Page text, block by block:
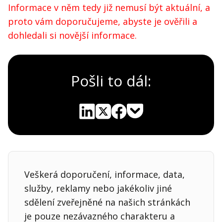
Informace v něm tedy již nemusí být aktuální, a
proto vám doporučujeme, abyste je ověřili a
dohledali si novější informace.
Pošli to dál:
Veškerá doporučení, informace, data,
služby, reklamy nebo jakékoliv jiné
sdělení zveřejněné na našich stránkách
je pouze nezávazného charakteru a